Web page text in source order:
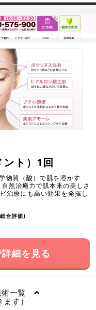
ント）1回
物質（酸）で肌を溶かす
然治癒力で肌本来の美しさ
治療にも高い効果を発揮し
合評価)
細を見る
術一覧
す）